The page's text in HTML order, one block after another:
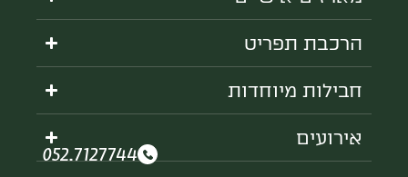
הרכבת תפריט
חבילות מיוחדות
אירועים
052.7127744